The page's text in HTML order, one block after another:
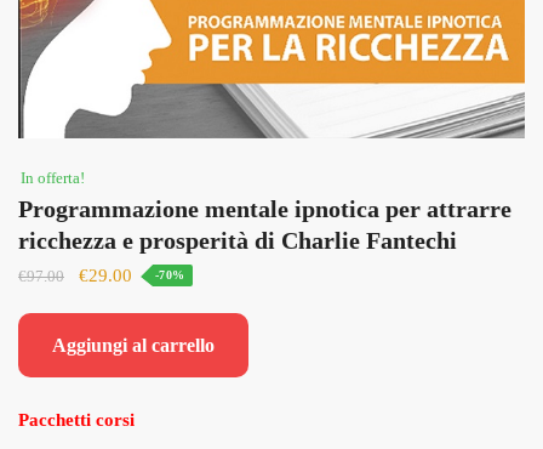
In offerta!
Programmazione mentale ipnotica per attrarre
ricchezza e prosperità di Charlie Fantechi
€97.00
Il
era:
€29.00 Il
è:
-70%
Aggiungi al carrello
Pacchetti corsi